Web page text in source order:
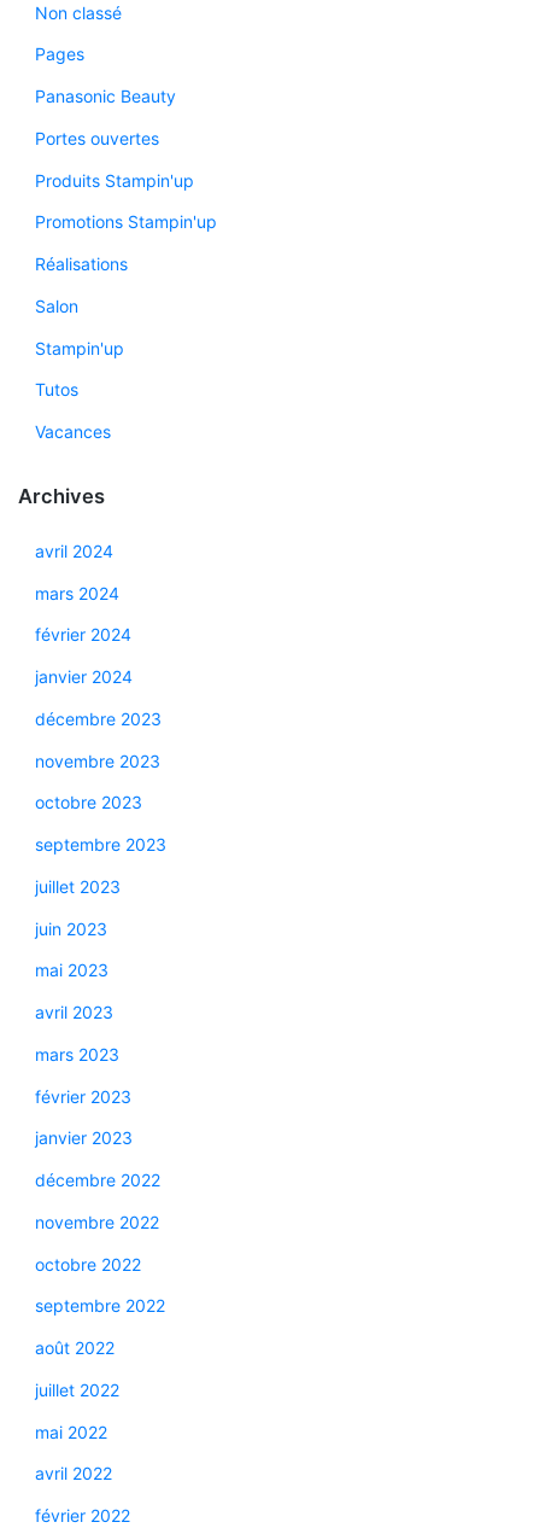
Non classé
Pages
Panasonic Beauty
Portes ouvertes
Produits Stampin'up
Promotions Stampin'up
Réalisations
Salon
Stampin'up
Tutos
Vacances
Archives
avril 2024
mars 2024
février 2024
janvier 2024
décembre 2023
novembre 2023
octobre 2023
septembre 2023
juillet 2023
juin 2023
mai 2023
avril 2023
mars 2023
février 2023
janvier 2023
décembre 2022
novembre 2022
octobre 2022
septembre 2022
août 2022
juillet 2022
mai 2022
avril 2022
février 2022